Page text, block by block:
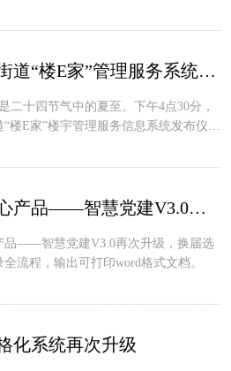
道“楼E家”管理服务系统助
二十四节气中的夏至。下午4点30分，
“楼E家”楼宇管理服务信息系统发布仪式
书记、局长、一级调研员杨杨，湖南路
产品——智慧党建​V3.0再次
品——智慧党建V3.0再次升级，换届选
流程，输出可打印word格式文档。
化系统再次升级